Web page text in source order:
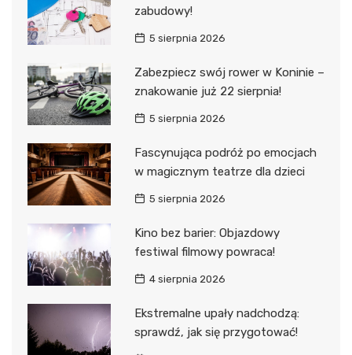
zabudowy!
5 sierpnia 2026
Zabezpiecz swój rower w Koninie –
znakowanie już 22 sierpnia!
5 sierpnia 2026
Fascynująca podróż po emocjach
w magicznym teatrze dla dzieci
5 sierpnia 2026
Kino bez barier: Objazdowy
festiwal filmowy powraca!
4 sierpnia 2026
Ekstremalne upały nadchodzą:
sprawdź, jak się przygotować!